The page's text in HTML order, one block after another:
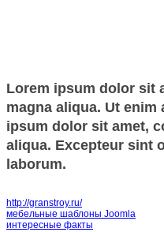
Lorem ipsum dolor sit
magna aliqua. Ut
ipsum dolor sit amet,
aliqua. Excepteur sint
laborum.
http://granstroy.ru/
мебельные шаблоны Joomla
интересные факты